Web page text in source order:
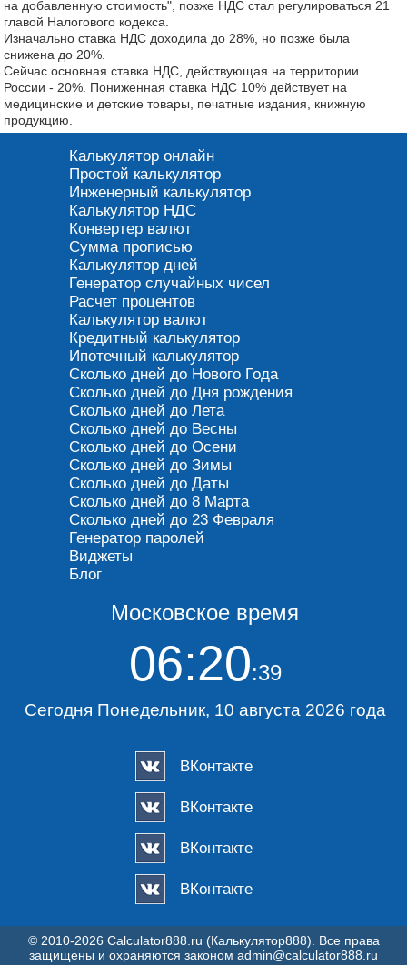
на добавленную стоимость", позже НДС стал регулироваться 21
главой Налогового кодекса.
Изначально ставка НДС доходила до 28%, но позже была
снижена до 20%.
Сейчас основная ставка НДС, действующая на территории
России - 20%. Пониженная ставка НДС 10% действует на
медицинские и детские товары, печатные издания, книжную
продукцию.
Калькулятор онлайн
Простой калькулятор
Инженерный калькулятор
Калькулятор НДС
Конвертер валют
Сумма прописью
Калькулятор дней
Генератор случайных чисел
Расчет процентов
Калькулятор валют
Кредитный калькулятор
Ипотечный калькулятор
Сколько дней до Нового Года
Сколько дней до Дня рождения
Сколько дней до Лета
Сколько дней до Весны
Сколько дней до Осени
Сколько дней до Зимы
Сколько дней до Даты
Сколько дней до 8 Марта
Сколько дней до 23 Февраля
Генератор паролей
Виджеты
Блог
Московское время
06:20:39
Сегодня Понедельник, 10 августа 2026 года
ВКонтакте
ВКонтакте
ВКонтакте
ВКонтакте
© 2010-2026 Calculator888.ru (Калькулятор888). Все права
защищены и охраняются законом admin@calculator888.ru